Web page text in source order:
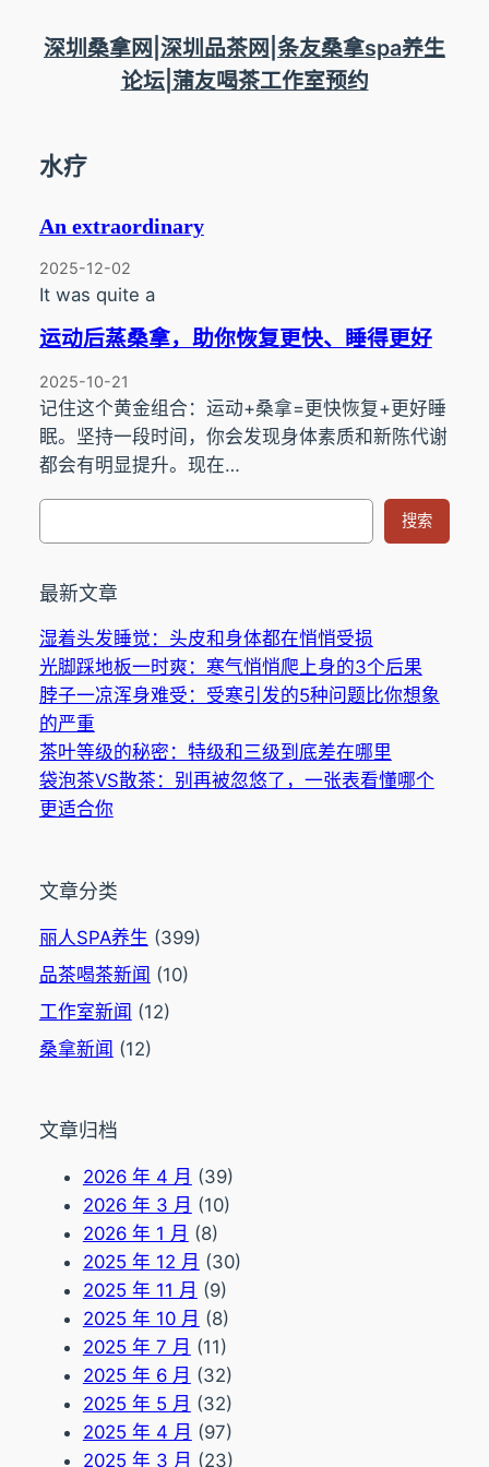
深圳桑拿网|深圳品茶网|条友桑拿spa养生
论坛|蒲友喝茶工作室预约
水疗
An extraordinary
2025-12-02
It was quite a
运动后蒸桑拿，助你恢复更快、睡得更好
2025-10-21
记住这个黄金组合：运动+桑拿=更快恢复+更好睡
眠。坚持一段时间，你会发现身体素质和新陈代谢
都会有明显提升。现在…
搜
搜索
最新文章
湿着头发睡觉：头皮和身体都在悄悄受损
光脚踩地板一时爽：寒气悄悄爬上身的3个后果
脖子一凉浑身难受：受寒引发的5种问题比你想象
的严重
茶叶等级的秘密：特级和三级到底差在哪里
袋泡茶VS散茶：别再被忽悠了，一张表看懂哪个
更适合你
文章分类
丽人SPA养生 (399)
品茶喝茶新闻 (10)
工作室新闻 (12)
桑拿新闻 (12)
文章归档
2026 年 4 月 (39)
2026 年 3 月 (10)
2026 年 1 月 (8)
2025 年 12 月 (30)
2025 年 11 月 (9)
2025 年 10 月 (8)
2025 年 7 月 (11)
2025 年 6 月 (32)
2025 年 5 月 (32)
2025 年 4 月 (97)
2025 年 3 月 (23)